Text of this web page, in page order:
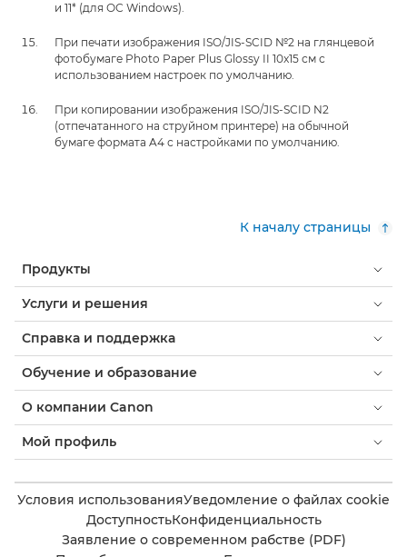
и 11* (для ОС Windows).
При печати изображения ISO/JIS-SCID №2 на глянцевой
фотобумаге Photo Paper Plus Glossy II 10x15 см с
использованием настроек по умолчанию.
При копировании изображения ISO/JIS-SCID N2
(отпечатанного на струйном принтере) на обычной
бумаге формата A4 с настройками по умолчанию.
К началу страницы
Продукты
Услуги и решения
Справка и поддержка
Обучение и образование
О компании Canon
Мой профиль
Условия использованияУведомление о файлах cookie
ДоступностьКонфиденциальность
Заявление о современном рабстве (PDF)